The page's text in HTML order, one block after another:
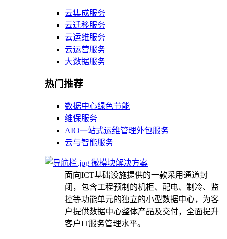
云集成服务
云迁移服务
云运维服务
云运营服务
大数据服务
热门推荐
数据中心绿色节能
维保服务
AIO一站式运维管理外包服务
云与智能服务
微模块解决方案
面向ICT基础设施提供的一款采用通道封
闭，包含工程预制的机柜、配电、制冷、监
控等功能单元的独立的小型数据中心，为客
户提供数据中心整体产品及交付，全面提升
客户IT服务管理水平。